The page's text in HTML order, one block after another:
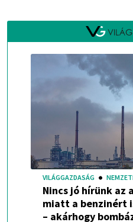
VILÁGGAZDASÁG
Nincs jó hírünk az
miatt a benzinért
– akárhogy